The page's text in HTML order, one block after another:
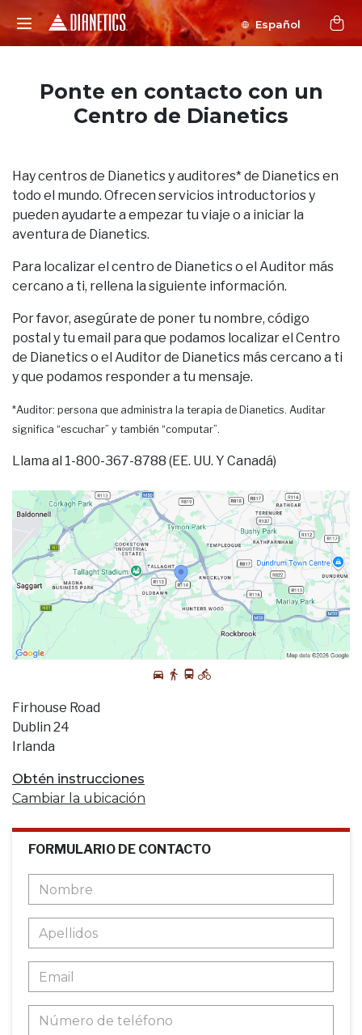
Español
Ponte en contacto con un
Centro de Dianetics
Hay centros de Dianetics y auditores* de Dianetics en
todo el mundo. Ofrecen servicios introductorios y
pueden ayudarte a empezar tu viaje o a iniciar la
aventura de Dianetics.
Para localizar el centro de Dianetics o el Auditor más
cercano a ti, rellena la siguiente información.
Por favor, asegúrate de poner tu nombre, código
postal y tu email para que podamos localizar el Centro
de Dianetics o el Auditor de Dianetics más cercano a ti
y que podamos responder a tu mensaje.
*Auditor: persona que administra la terapia de Dianetics. Auditar
significa “escuchar” y también “computar”.
Llama al 1-800-367-8788 (EE. UU. Y Canadá)
Firhouse Road
Dublin 24
Irlanda
Obtén instrucciones
Cambiar la ubicación
FORMULARIO DE CONTACTO